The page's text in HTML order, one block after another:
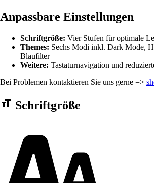
Anpassbare Einstellungen
Schriftgröße: Vier Stufen für optimale
Themes: Sechs Modi inkl. Dark Mode,
Blaufilter
Weitere: Tastaturnavigation und
Bei Problemen kontaktieren Sie uns gerne =>
Barrierefreiheit
Schriftgröße